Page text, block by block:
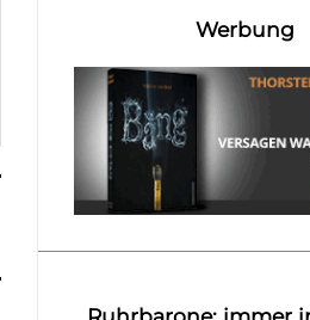
Werbung